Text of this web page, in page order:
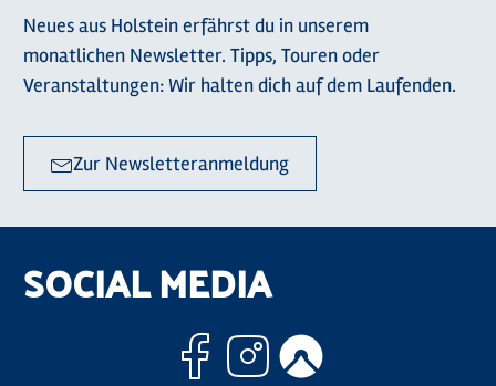
Neues aus Holstein erfährst du in unserem
monatlichen Newsletter. Tipps, Touren oder
Veranstaltungen: Wir halten dich auf dem Laufenden.
Zur Newsletteranmeldung
SOCIAL MEDIA
Facebook
Instagram